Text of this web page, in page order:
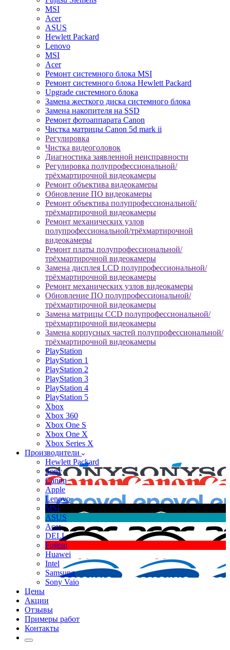
MSI
Acer
ASUS
Hewlett Packard
Lenovo
MSI
Acer
Ремонт системного блока MSI
Ремонт системного блока Hewlett Packard
Upgrade системного блока
Замена жесткого диска системного блока
Замена накопителя на SSD
Ремонт фотоаппарата Canon
Чистка матрицы Canon 5d mark ii
Регулировка
Чистка видеоголовок
Диагностика заявленной неисправности
Регулировка полупрофессиональной/
трёхмартирочной видеокамеры
Ремонт объектива видеокамеры
Обновление ПО видеокамеры
Ремонт объектива полупрофессиональной/
трёхмартирочной видеокамеры
Ремонт механических узлов
полупрофессиональной/трёхмартирочной
видеокамеры
Ремонт платы полупрофессиональной/
трёхмартирочной видеокамеры
Замена дисплея LCD полупрофессиональной/
трёхмартирочной видеокамеры
Ремонт механических узлов видеокамеры
Обновление ПО полупрофессиональной/
трёхмартирочной видеокамеры
Замена матрицы CCD полупрофессиональной/
трёхмартирочной видеокамеры
Замена корпусных частей полупрофессиональной/
трёхмартирочной видеокамеры
PlayStation
PlayStation 1
PlayStation 2
PlayStation 3
PlayStation 4
PlayStation 5
Xbox
Xbox 360
Xbox One S
Xbox One X
Xbox Series X
Производители
Hewlett Packard
Sony
Canon
Apple
Lenovo
MSI
ASUS
Acer
DELL
Fujitsu
Huawei
Intel
Samsung
Sony Vaio
Цены
Акции
Отзывы
Примеры работ
Контакты